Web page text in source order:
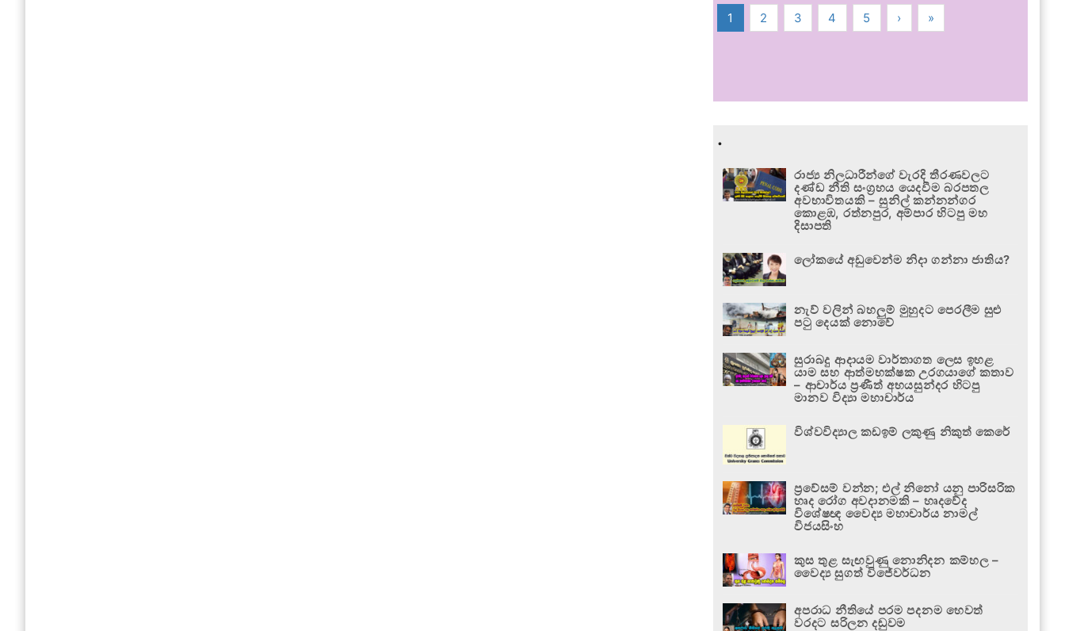
1 2 3 4 5 › »
.
රාජ්‍ය නිලධාරීන්ගේ වැරදි තීරණවලට
දණ්ඩ නීති සංග්‍රහය යෙදවීම බරපතල
අවභාවිතයකි – සුනිල් කන්නන්ගර
කොළඹ, රත්නපුර, අම්පාර හිටපු මහ
දිසාපති
ලෝකයේ අඩුවෙන්ම නිදා ගන්නා ජාතිය?
නැව් වලින් බහලුම් මුහුදට පෙරලීම සුළු
පටු දෙයක් නොවේ
සුරාබදු ආදායම වාර්තාගත ලෙස ඉහළ
යාම සහ ආත්මභක්ෂක උරගයාගේ කතාව
– ආචාර්ය ප්‍රණීත් අභයසුන්දර හිටපු
මානව විද්‍යා මහාචාර්ය
විශ්වවිද්‍යාල කඩඉම් ලකුණු නිකුත් කෙරේ
ප්‍රවේසම් වන්න; එල් නිනෝ යනු පාරිසරික
හෘද රෝග අවදානමකි – හෘදවේද
විශේෂඥ වෛද්‍ය මහාචාර්ය නාමල්
විජයසිංහ
කුස තුළ සැඟවුණු නොනිදන කම්හල –
වෛද්‍ය සුගත් විජේවර්ධන
අපරාධ නීතියේ පරම පදනම හෙවත්
වරදට සරිලන දඬුවම